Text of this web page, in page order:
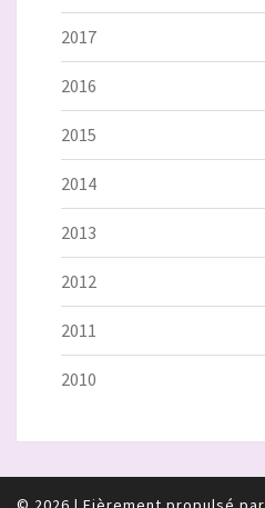
2017
2016
2015
2014
2013
2012
2011
2010